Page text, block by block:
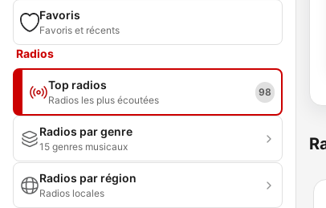
Favoris
Favoris et récents
Radios
Top radios
Radios les plus écoutées
98
Radios par genre
15 genres musicaux
Radios par région
Radios locales